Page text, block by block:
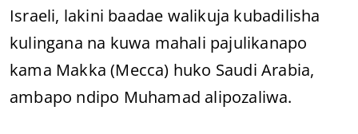
Israeli, lakini baadae walikuja kubadilisha
kulingana na kuwa mahali pajulikanapo
kama Makka (Mecca) huko Saudi Arabia,
ambapo ndipo Muhamad alipozaliwa.